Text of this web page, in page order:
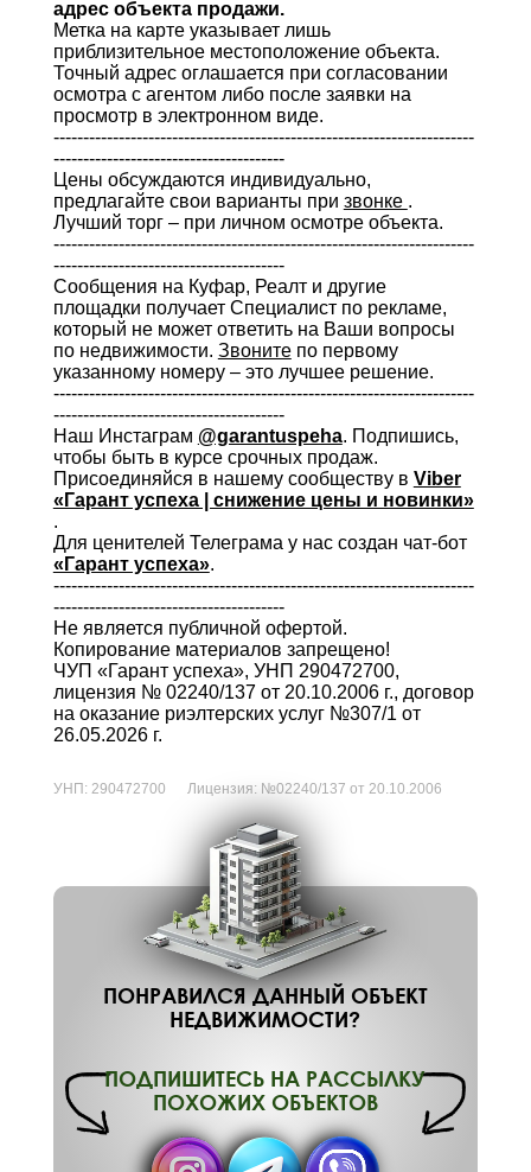
адрес объекта продажи.
Метка на карте указывает лишь
приблизительное местоположение объекта.
Точный адрес оглашается при согласовании
осмотра с агентом либо после заявки на
просмотр в электронном виде.
-----------------------------------------------------------------------
---------------------------------------
Цены обсуждаются индивидуально,
предлагайте свои варианты при звонке .
Лучший торг – при личном осмотре объекта.
-----------------------------------------------------------------------
---------------------------------------
Сообщения на Куфар, Реалт и другие
площадки получает Специалист по рекламе,
который не может ответить на Ваши вопросы
по недвижимости. Звонитепо первому
указанному номеру – это лучшее решение.
-----------------------------------------------------------------------
---------------------------------------
Наш Инстаграм @garantuspeha. Подпишись,
чтобы быть в курсе срочных продаж.
Присоединяйся в нашему сообществу в Viber
«Гарант успеха | снижение цены и новинки»
.
Для ценителей Телеграма у нас создан чат-бот
«Гарант успеха».
-----------------------------------------------------------------------
---------------------------------------
Не является публичной офертой.
Копирование материалов запрещено!
ЧУП «Гарант успеха», УНП 290472700,
лицензия № 02240/137 от 20.10.2006 г., договор
на оказание риэлтерских услуг №307/1 от
26.05.2026 г.
УНП: 290472700 Лицензия: №02240/137 от 20.10.2006
ПОНРАВИЛСЯ ДАННЫЙ ОБЪЕКТ
НЕДВИЖИМОСТИ?
ПОДПИШИТЕСЬ НА РАССЫЛКУ
ПОХОЖИХ ОБЪЕКТОВ